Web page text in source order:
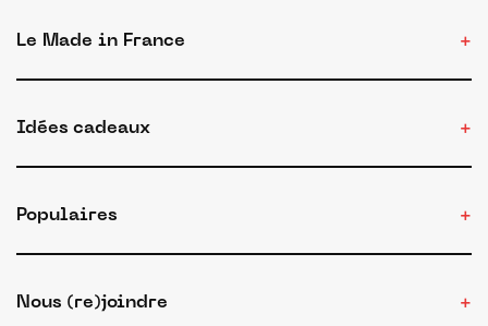
Le Made in France
Idées cadeaux
Populaires
Nous (re)joindre